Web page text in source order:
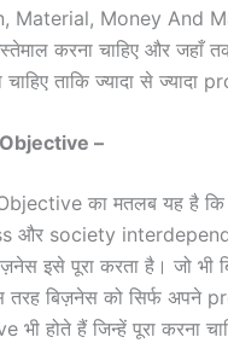
Material, Money And
करना चाहिए और
ताकि ज्यादा से ज्यादा
–
का मतलब यह है कि
और society
इसे पूरा करता है। जो
तरह बिज़नेस को सिर्फ अपने
भी होते हैं जिन्हें पूरा करना